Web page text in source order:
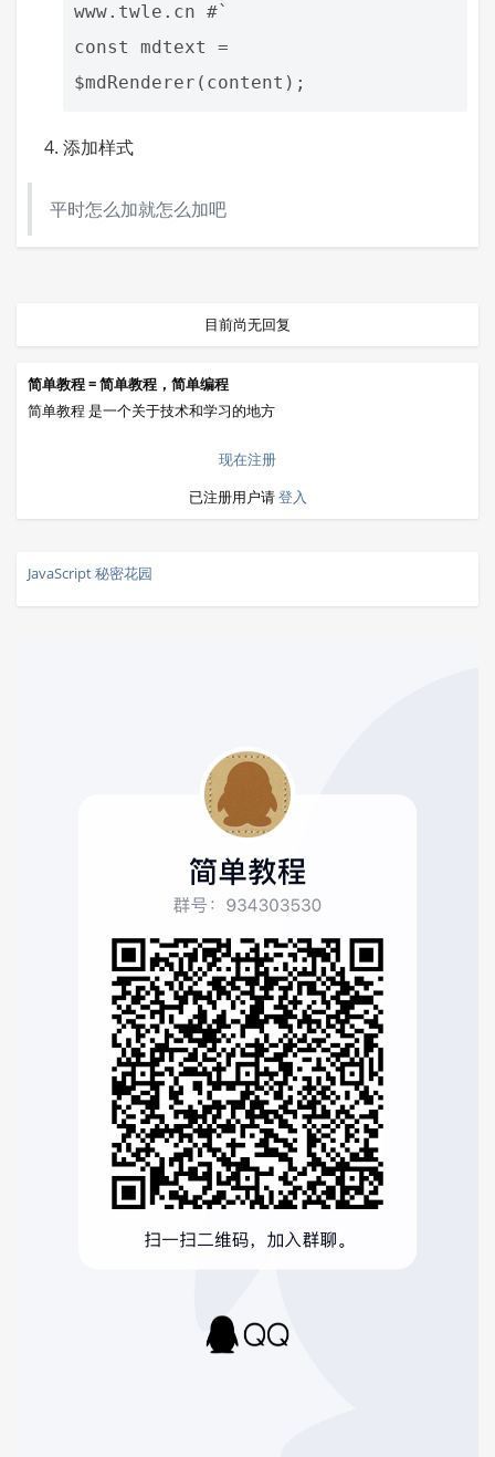
www.twle.cn #`
const mdtext =
添加样式
平时怎么加就怎么加吧
目前尚无回复
简单教程 = 简单教程，简单编程
简单教程 是一个关于技术和学习的地方
现在注册
已注册用户请登入
JavaScript 秘密花园